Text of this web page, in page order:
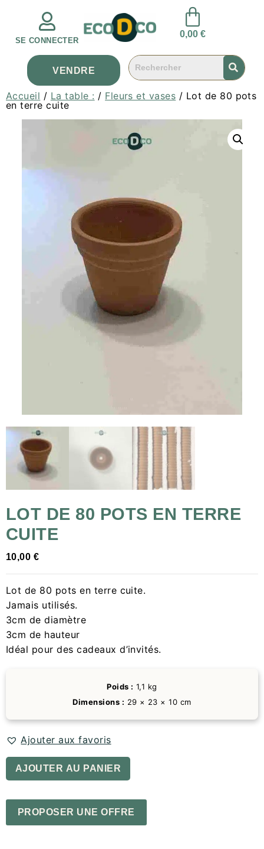
SE CONNECTER
0,00€
VENDRE
Accueil / La table : / Fleurs et vases / Lot de 80 pots
en terre cuite
LOT DE 80 POTS EN TERRE
CUITE
10,00 €
Lot de 80 pots en terre cuite.
Jamais utilisés.
3cm de diamètre
3cm de hauteur
Idéal pour des cadeaux d’invités.
Poids : 1,1 kg
Dimensions : 29 × 23 × 10 cm
Ajouter aux favoris
AJOUTER AU PANIER
PROPOSER UNE OFFRE